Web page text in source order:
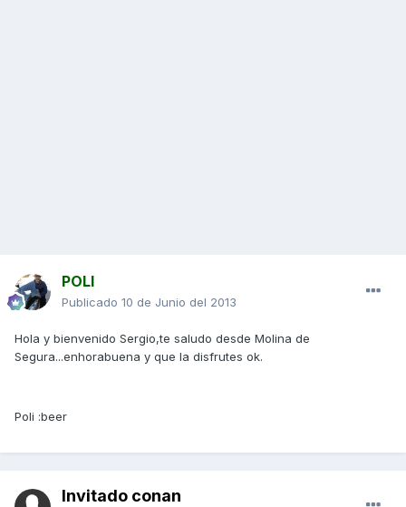
POLI
Publicado 10 de Junio del 2013
Hola y bienvenido Sergio,te saludo desde Molina de
Segura...enhorabuena y que la disfrutes ok.
Poli :beer
Invitado conan